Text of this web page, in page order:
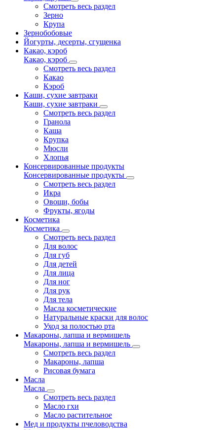
Смотреть весь раздел
Зерно
Крупа
Зернобобовые
Йогурты, десерты, сгущенка
Какао, кэроб
Какао, кэроб
Смотреть весь раздел
Какао
Кэроб
Каши, сухие завтраки
Каши, сухие завтраки
Смотреть весь раздел
Гранола
Каша
Крупка
Мюсли
Хлопья
Консервированные продукты
Консервированные продукты
Смотреть весь раздел
Икра
Овощи, бобы
Фрукты, ягоды
Косметика
Косметика
Смотреть весь раздел
Для волос
Для губ
Для детей
Для лица
Для ног
Для рук
Для тела
Масла косметические
Натуральные краски для волос
Уход за полостью рта
Макароны, лапша и вермишель
Макароны, лапша и вермишель
Смотреть весь раздел
Макароны, лапша
Рисовая бумага
Масла
Масла
Смотреть весь раздел
Масло гхи
Масло растительное
Мед и продукты пчеловодства